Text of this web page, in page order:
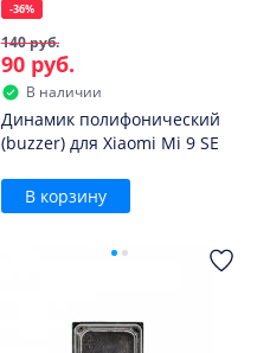
-36%
140 руб.
90 руб.
В наличии
Динамик полифонический
(buzzer) для Xiaomi Mi 9 SE
В корзину